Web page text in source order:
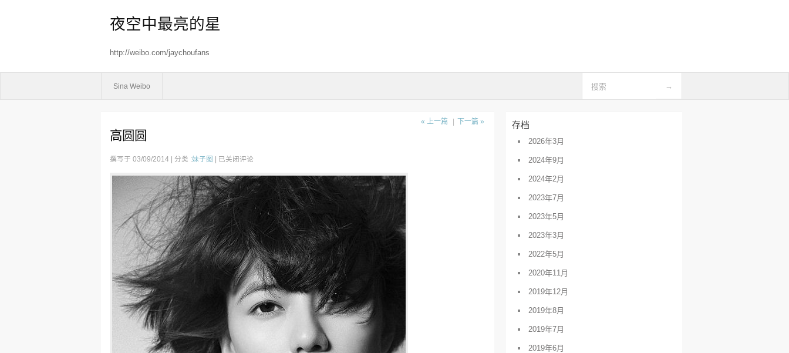
夜空中最亮的星
http://weibo.com/jaychoufans
Sina Weibo
« 上一篇 下一篇 »
高圆圆
撰写于 03/09/2014 | 分类 :妹子图 | 高
圆
已关闭评论
存档
2026年3月
2024年9月
2024年2月
2023年7月
2023年5月
2023年3月
2022年5月
2020年11月
2019年12月
2019年8月
2019年7月
2019年6月